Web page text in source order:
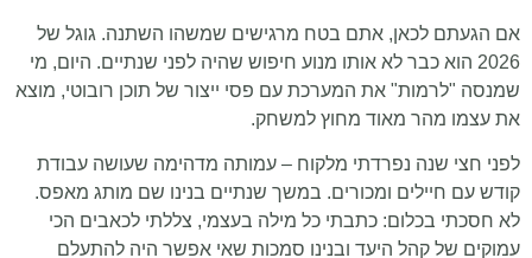
אם הגעתם לכאן, אתם בטח מרגישים שמשהו השתנה. גוגל של
2026 הוא כבר לא אותו מנוע חיפוש שהיה לפני שנתיים. היום, מי
שמנסה "לרמות" את המערכת עם פסי ייצור של תוכן רובוטי, מוצא
את עצמו מהר מאוד מחוץ למשחק.
לפני חצי שנה נפרדתי מלקוח – עמותה מדהימה שעושה עבודת
קודש עם חיילים ומכורים. במשך שנתיים בנינו שם מותג מאפס.
לא חסכתי בכלום: כתבתי כל מילה בעצמי, צללתי לכאבים הכי
עמוקים של קהל היעד ובנינו סמכות שאי אפשר היה להתעלם